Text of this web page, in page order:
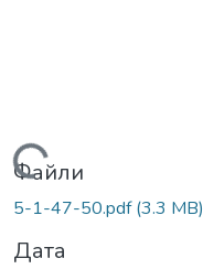
Вантажиться...
Файли
5-1-47-50.pdf(3.3 MB)
Дата